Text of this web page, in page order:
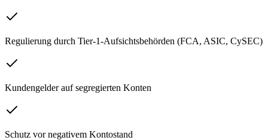
Regulierung durch Tier-1-Aufsichtsbehörden (FCA, ASIC, CySEC)
Kundengelder auf segregierten Konten
Schutz vor negativem Kontostand